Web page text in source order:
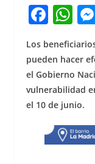
F
c
e
b
o
o
k
W
h
at
s
A
p
p
Los
pueden hacer
el Gobierno
vulnerabilidad
el 10 de junio.